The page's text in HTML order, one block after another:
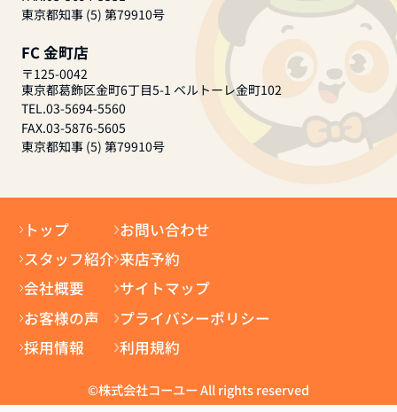
東京都知事 (5) 第79910号
FC 金町店
〒125-0042
東京都葛飾区金町6丁目5-1 ベルトーレ金町102
TEL.03-5694-5560
FAX.03-5876-5605
東京都知事 (5) 第79910号
トップ
スタッフ紹介
会社概要
お客様の声
採用情報
お問い合わせ
来店予約
サイトマップ
プライバシーポリシー
利用規約
©株式会社コーユー All rights reserved